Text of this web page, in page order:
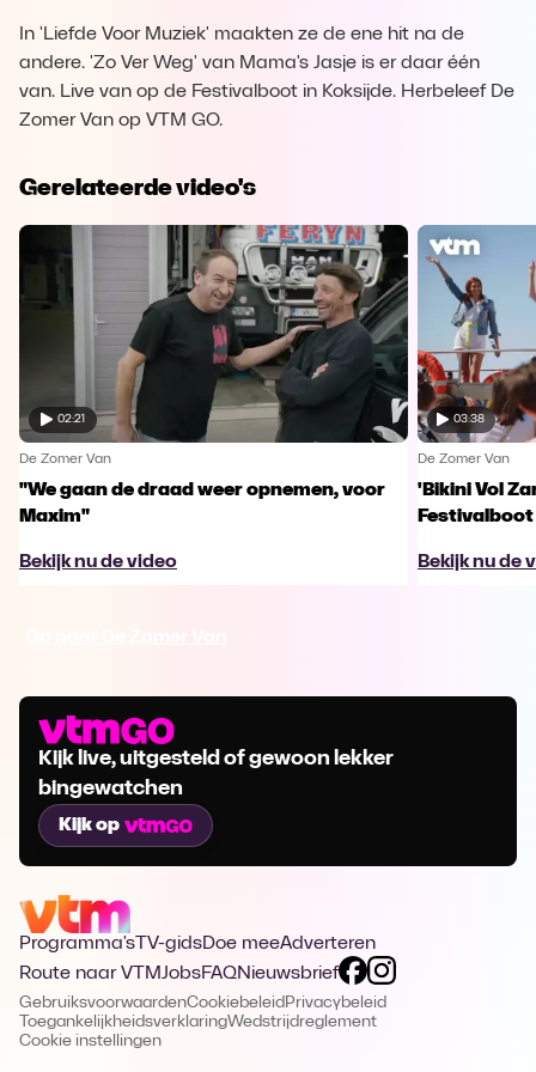
In 'Liefde Voor Muziek' maakten ze de ene hit na de
andere. 'Zo Ver Weg' van Mama's Jasje is er daar één
van. Live van op de Festivalboot in Koksijde. Herbeleef De
Zomer Van op VTM GO.
Gerelateerde video's
02:21
De Zomer Van
"We gaan de draad weer opnemen, voor
Maxim"
Bekijk nu de video
03:38
De Zomer Van
'Bikini Vol
Festivalboot
Bekijk nu de
Kijk live, uitgesteld of gewoon lekker
bingewatchen
Kijk op
Programma's TV-gidsDoe meeAdverteren
Route naar VTMJobsFAQNieuwsbrief
GebruiksvoorwaardenCookiebeleid Privacybeleid
ToegankelijkheidsverklaringWedstrijdreglement
Cookie instellingen